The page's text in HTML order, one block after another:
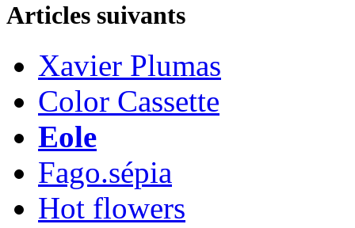
Articles suivants
Xavier Plumas
Color Cassette
Eole
Fago.sépia
Hot flowers